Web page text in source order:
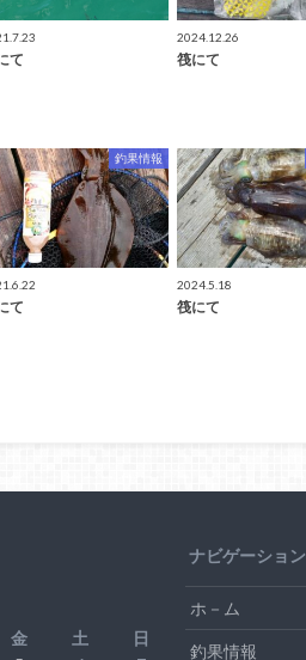
て
2024.12.26
筏にて
釣果情報
て
2024.5.18
筏にて
金 土
日
ナビゲーション
ホ－ム
釣果情報